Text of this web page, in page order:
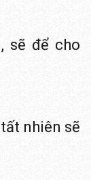
sẽ để cho
nhiên sẽ